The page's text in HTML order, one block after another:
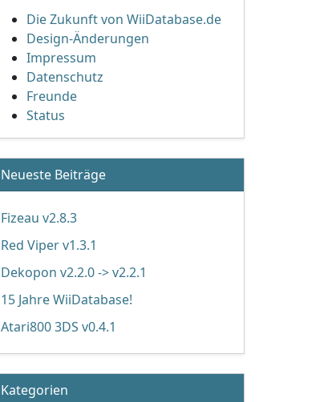
Die Zukunft von WiiDatabase.de
Design-Änderungen
Impressum
Datenschutz
Freunde
Status
Neueste Beiträge
Fizeau v2.8.3
Red Viper v1.3.1
Dekopon v2.2.0 -> v2.2.1
15 Jahre WiiDatabase!
Atari800 3DS v0.4.1
Kategorien